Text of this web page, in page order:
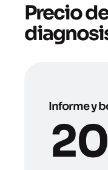
Precio
Informe y
20